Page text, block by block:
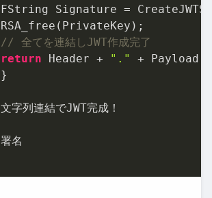
FString Signature =
// 全てを連結しJWT作成完了
return Header + "."
+ Payload
}
文字列連結でJWT完成！
署名